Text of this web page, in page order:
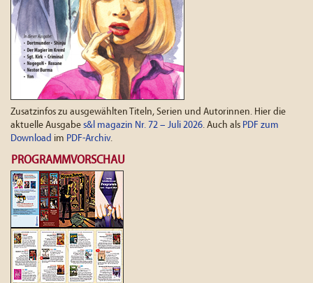
Zusatzinfos zu ausgewählten Titeln, Serien und Autorinnen. Hier die
aktuelle Ausgabe s&l magazin Nr. 72 – Juli 2026. Auch als PDF zum
Download im PDF-Archiv.
PROGRAMMVORSCHAU